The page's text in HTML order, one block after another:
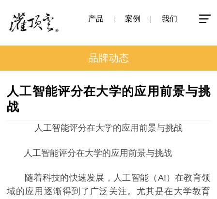
产品 案例 我们
品牌动态
人工智能评分在大学的应用前景与挑
战
人工智能评分在大学的应用前景与挑战
人工智能评分在大学的应用前景与挑战
随着科技的快速发展，人工智能（AI）在教育领
域的应用逐渐得到了广泛关注。尤其是在大学教育